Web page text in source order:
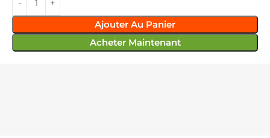
Ajouter Au Panier
Acheter Maintenant